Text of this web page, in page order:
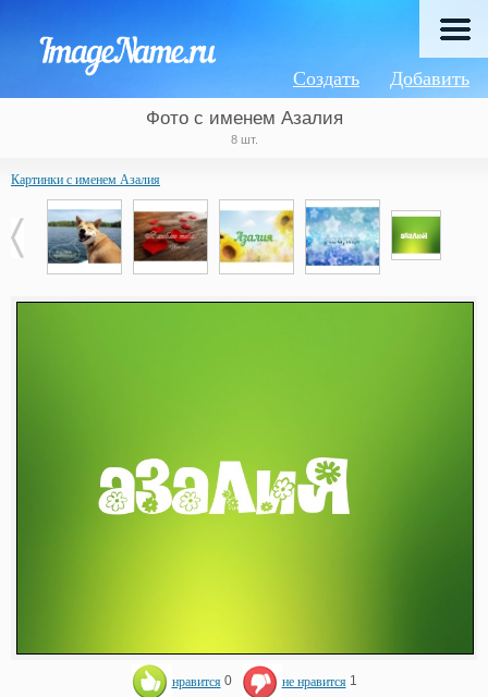
Добавить
Создать
Фото с именем Азалия
8 шт.
Картинки с именем Азалия
нравится 0 не нравится 1